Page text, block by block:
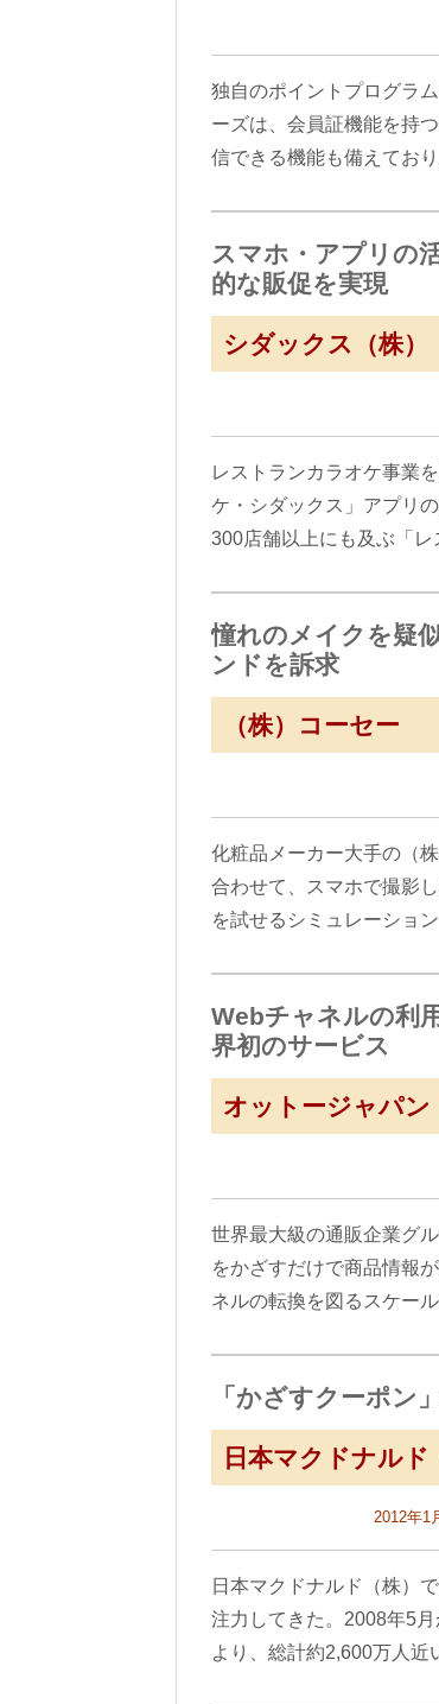
独自のポイントプログラ
ーズは、会員証機能を持
信できる機能も備えてお
スマホ・アプリの
的な販促を実現
シダックス（株）
レストランカラオケ事業
ケ・シダックス」アプリ
300店舗以上にも及ぶ「
憧れのメイクを疑
ンドを訴求
（株）コーセー
化粧品メーカー大手の（
合わせて、スマホで撮影
を試せるシミュレーショ
Webチャネルの利
界初のサービス
オットージャパン
世界最大級の通販企業グ
をかざすだけで商品情報
ネルの転換を図るスケー
「かざすクーポン
日本マクドナルド
2012年1
日本マクドナルド（株）
注力してきた。2008年5
より、総計約2,600万人近